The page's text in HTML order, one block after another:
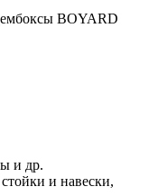
BOYARD
и др.
и навески,